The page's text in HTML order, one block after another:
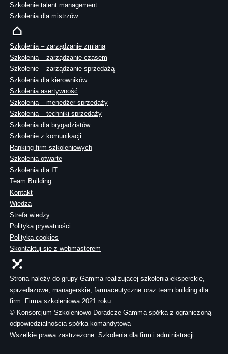
Szkolenie talent management
Szkolenia dla mistrzów
Szkolenia – zarządzanie zmianą
Szkolenia – zarządzanie czasem
Szkolenie – zarządzanie sprzedażą
Szkolenia dla kierowników
Szkolenia asertywność
Szkolenia – menedżer sprzedaży
Szkolenia – techniki sprzedaży
Szkolenia dla brygadzistów
Szkolenie z komunikacji
Ranking firm szkoleniowych
Szkolenia otwarte
Szkolenia dla IT
Team Building
Kontakt
Wiedza
Strefa wiedzy
Polityka prywatności
Polityka cookies
Skontaktuj sie z webmasterem
Strona należy do grupy Gamma realizującej szkolenia eksperckie,
sprzedażowe, managerskie, farmaceutyczne oraz team building dla
firm. Firma szkoleniowa 2021 roku.
© Konsorcjum Szkoleniowo-Doradcze Gamma spółka z ograniczoną
odpowiedzialnością spółka komandytowa
Wszelkie prawa zastrzeżone. Szkolenia dla firm i administracji.